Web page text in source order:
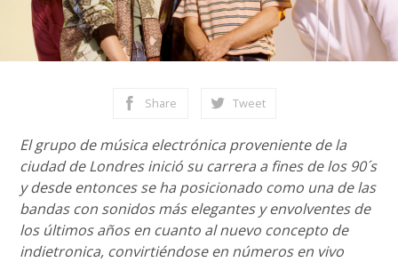
Share Tweet
El grupo de música electrónica proveniente de la
ciudad de Londres inició su carrera a fines de los 90´s
y desde entonces se ha posicionado como una de las
bandas con sonidos más elegantes y envolventes de
los últimos años en cuanto al nuevo concepto de
indietronica, convirtiéndose en números en vivo